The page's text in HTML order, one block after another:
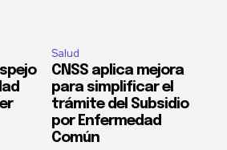
Salud
CNSS aplica mejora
para simplificar el
trámite del Subsidio
por Enfermedad
Común